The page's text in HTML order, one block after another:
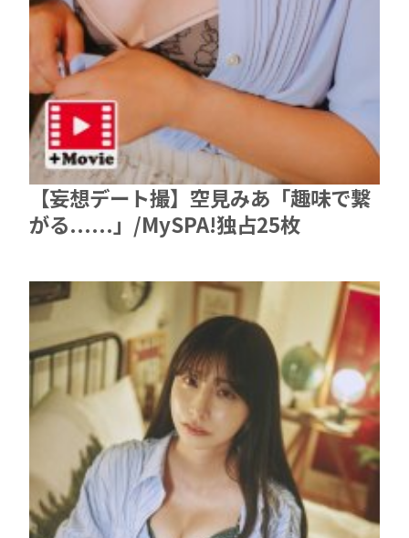
【妄想デート撮】空見みあ「趣味で繋
がる......」/MySPA!独占25枚